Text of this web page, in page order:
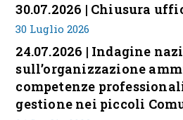
30.07.2026 | Chiusura
30 Luglio 2026
24.07.2026 | Indagine
sull’organizzazione
competenze
gestione nei piccoli